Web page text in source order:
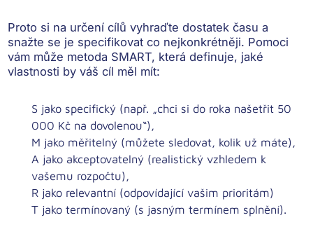
Proto si na určení cílů vyhraďte dostatek času a
snažte se je specifikovat co nejkonkrétněji. Pomoci
vám může metoda SMART, která definuje, jaké
vlastnosti by váš cíl měl mít:
S jako specifický (např. „chci si do roka našetřit 50
000 Kč na dovolenou“),
M jako měřitelný (můžete sledovat, kolik už máte),
A jako akceptovatelný (realistický vzhledem k
vašemu rozpočtu),
R jako relevantní (odpovídající vašim prioritám)
T jako termínovaný (s jasným termínem splnění).